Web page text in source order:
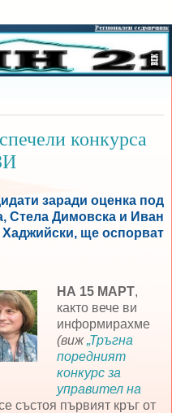
конкурса
заради оценка под
Стела Димовска и Иван
Хаджийски, ще оспорват
НА 15 МАРТ,
както вече ви
информирахме
(виж„Тръгна
поредният
конкурс за
управител на
състоя първият кръг от